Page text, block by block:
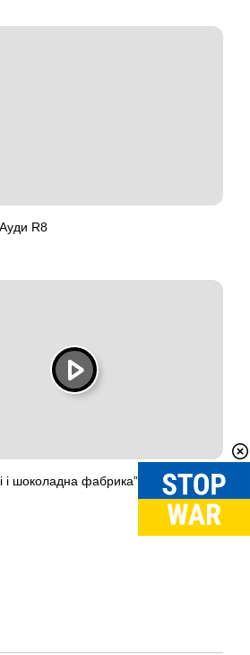
R8
і шоколадна фабрика” Роальд Дал